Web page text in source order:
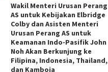
Wakil Menteri Urusan Perang
AS untuk Kebijakan Elbridge
Colby dan Asisten Menteri
Urusan Perang AS untuk
Keamanan Indo-Pasifik John
Noh Akan Berkunjung ke
Filipina, Indonesia, Thailand,
dan Kamboja